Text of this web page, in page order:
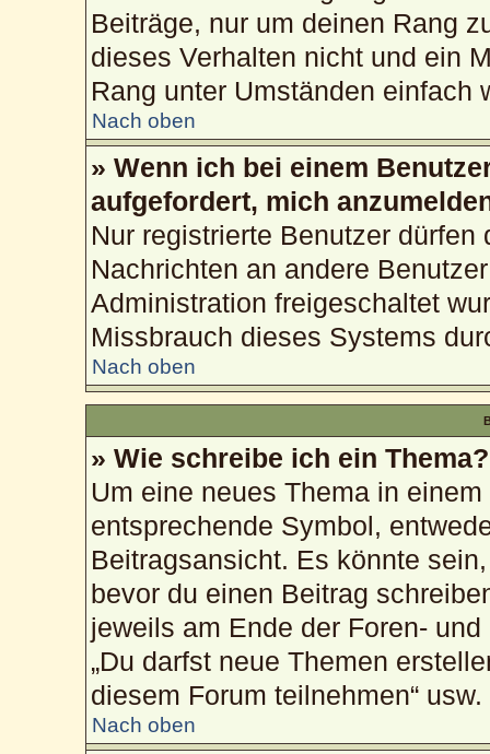
Beiträge, nur um deinen Rang
dieses Verhalten nicht und ein
Rang unter Umständen einfach
Nach oben
» Wenn ich bei einem
aufgefordert, mich
Nur registrierte Benutzer
Nachrichten an andere
Administration freigeschaltet
Missbrauch dieses Systems
Nach oben
» Wie schreibe ich ein Thema?
Um eine neues Thema in
entsprechende Symbol,
Beitragsansicht. Es könnte
bevor du einen Beitrag
jeweils am Ende der Foren-
„Du darfst neue Themen
diesem Forum teilnehmen“ usw.
Nach oben